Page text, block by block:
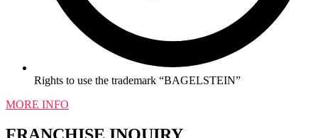
Rights to use the trademark “BAGELSTEIN”
MORE INFO